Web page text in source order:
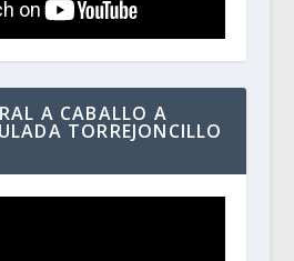
A CABALLO A
TORREJONCILLO